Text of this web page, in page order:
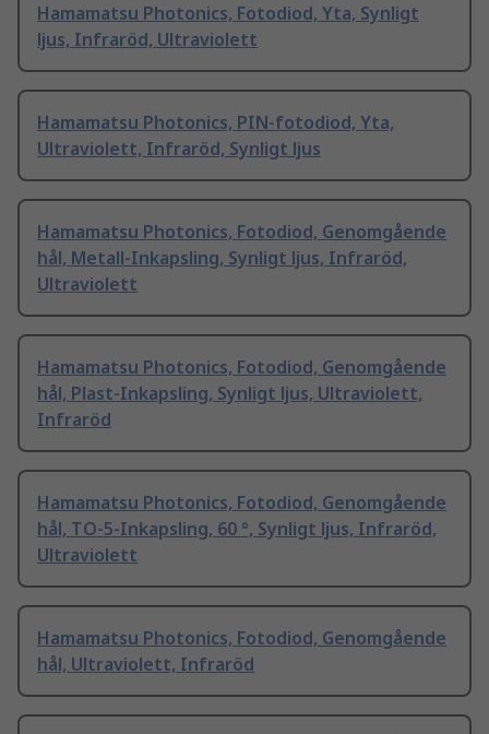
Hamamatsu Photonics, Fotodiod, Yta, Synligt
ljus, Infraröd, Ultraviolett
Hamamatsu Photonics, PIN-fotodiod, Yta,
Ultraviolett, Infraröd, Synligt ljus
Hamamatsu Photonics, Fotodiod, Genomgående
hål, Metall-Inkapsling, Synligt ljus, Infraröd,
Ultraviolett
Hamamatsu Photonics, Fotodiod, Genomgående
hål, Plast-Inkapsling, Synligt ljus, Ultraviolett,
Infraröd
Hamamatsu Photonics, Fotodiod, Genomgående
hål, TO-5-Inkapsling, 60 °, Synligt ljus, Infraröd,
Ultraviolett
Hamamatsu Photonics, Fotodiod, Genomgående
hål, Ultraviolett, Infraröd